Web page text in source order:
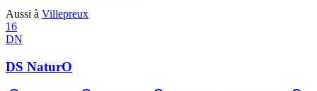
Aussi à Villepreux
16
DN
DS NaturO